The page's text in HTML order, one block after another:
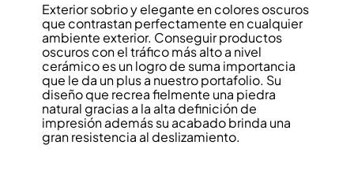
Exterior sobrio y elegante en colores oscuros
que contrastan perfectamente en cualquier
ambiente exterior. Conseguir productos
oscuros con el tráfico más alto a nivel
cerámico es un logro de suma importancia
que le da un plus a nuestro portafolio. Su
diseño que recrea fielmente una piedra
natural gracias a la alta definición de
impresión además su acabado brinda una
gran resistencia al deslizamiento.